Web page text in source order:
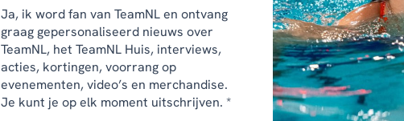
Ja, ik word fan van TeamNL en ontvang
graag gepersonaliseerd nieuws over
TeamNL, het TeamNL Huis, interviews,
acties, kortingen, voorrang op
evenementen, video’s en merchandise.
Je kunt je op elk moment uitschrijven. *